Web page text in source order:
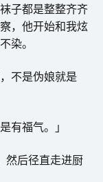
子都是整整齐齐
，他开始和我炫
染。
不是伪娘就是
有福气。」
然后径直走进厨